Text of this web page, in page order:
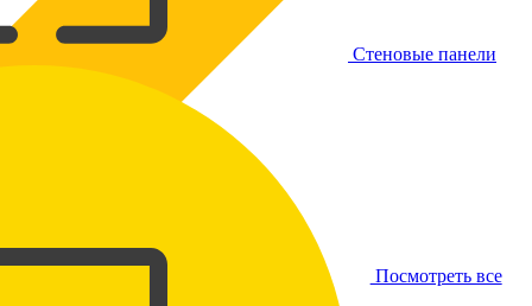
Посмотреть все
Стеновые панели